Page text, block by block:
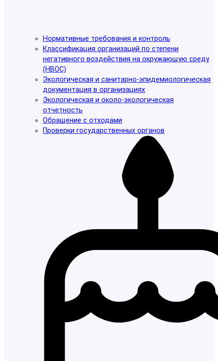
Нормативные требования и контроль
Классификация организаций по степени
негативного воздействия на окружающую среду
(НВОС)
Экологическая и санитарно-эпидемиологическая
документация в организациях
Экологическая и около-экологическая
отчетность
Обращение с отходами
Проверки государственных органов